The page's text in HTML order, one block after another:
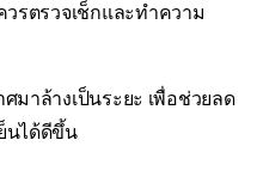
รตรวจเช็กและทำความ
มาล้างเป็นระยะ เพื่อช่วยลด
นได้ดีขึ้น